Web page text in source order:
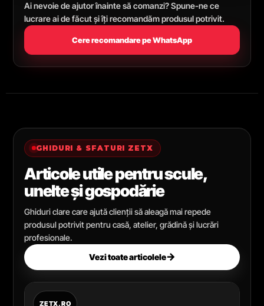
Ai nevoie de ajutor înainte să comanzi? Spune-ne ce
lucrare ai de făcut și îți recomandăm produsul potrivit.
Cere recomandare pe WhatsApp
GHIDURI & SFATURI ZETX
Articole utile pentru scule,
unelte și gospodărie
Ghiduri clare care ajută clienții să aleagă mai repede
produsul potrivit pentru casă, atelier, grădină și lucrări
profesionale.
Vezi toate articolele→